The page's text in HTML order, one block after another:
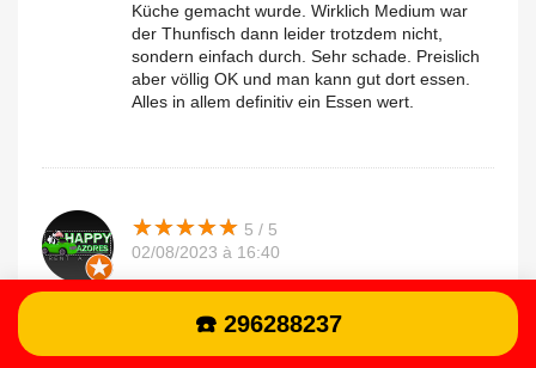
Küche gemacht wurde. Wirklich Medium war
der Thunfisch dann leider trotzdem nicht,
sondern einfach durch. Sehr schade. Preislich
aber völlig OK und man kann gut dort essen.
Alles in allem definitiv ein Essen wert.
Happy.z
★★★★★
★★★★★ 5 / 5
02/08/2023 à 16:40
Humberto é sem dúvida o melhor empregado
de mesa aqui da ilha São Miguel, tinha muito
☎️ 296288237